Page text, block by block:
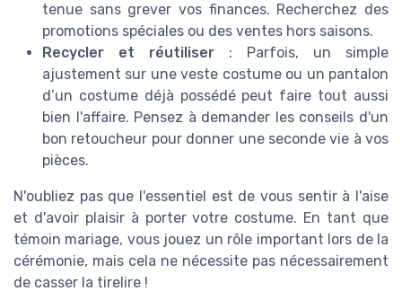
tenue sans grever vos finances. Recherchez des
promotions spéciales ou des ventes hors saisons.
Recycler et réutiliser : Parfois, un simple
ajustement sur une veste costume ou un pantalon
d’un costume déjà possédé peut faire tout aussi
bien l'affaire. Pensez à demander les conseils d'un
bon retoucheur pour donner une seconde vie à vos
pièces.
N'oubliez pas que l'essentiel est de vous sentir à l'aise
et d'avoir plaisir à porter votre costume. En tant que
témoin mariage, vous jouez un rôle important lors de la
cérémonie, mais cela ne nécessite pas nécessairement
de casser la tirelire !